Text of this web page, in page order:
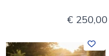
€ 250,00